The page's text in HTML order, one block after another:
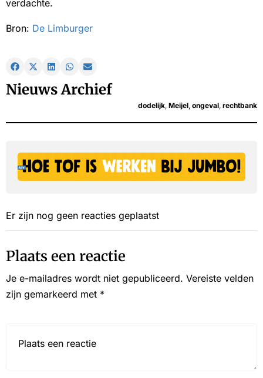
verdachte.
Bron: De Limburger
Nieuws Archief
dodelijk, Meijel, ongeval, rechtbank
Er zijn nog geen reacties geplaatst
Plaats een reactie
Je e-mailadres wordt niet gepubliceerd. Vereiste velden
zijn gemarkeerd met *